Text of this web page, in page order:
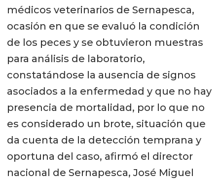
médicos veterinarios de Sernapesca,
ocasión en que se evaluó la condición
de los peces y se obtuvieron muestras
para análisis de laboratorio,
constatándose la ausencia de signos
asociados a la enfermedad y que no hay
presencia de mortalidad, por lo que no
es considerado un brote, situación que
da cuenta de la detección temprana y
oportuna del caso, afirmó el director
nacional de Sernapesca, José Miguel